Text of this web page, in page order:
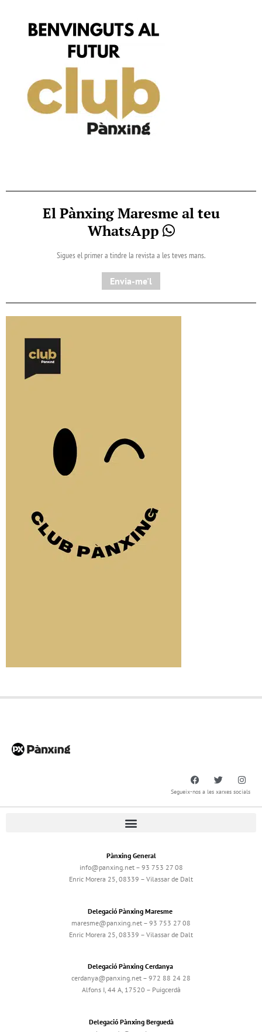
El Pànxing Maresme al teu
WhatsApp
Sigues el primer a tindre la revista a les teves mans.
Envia-me'l
Segueix-nos a les xarxes socials
Pànxing General
info@panxing.net – 93 753 27 08
Enric Morera 25, 08339 – Vilassar de Dalt
Delegació Pànxing Maresme
maresme@panxing.net – 93 753 27 08
Enric Morera 25, 08339 – Vilassar de Dalt
Delegació Pànxing Cerdanya
cerdanya@panxing.net – 972 88 24 28
Alfons I, 44 A, 17520 – Puigcerdà
Delegació Pànxing Berguedà